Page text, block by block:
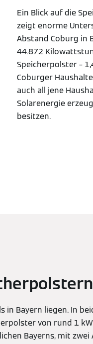
Ein Blick auf die
zeigt enorme
Abstand Coburg in
44.872
Speicherpolster –
Coburger
auch all jene
Solarenergie
besitzen.
Bayern liegen. In
von rund 1
Bayerns, mit zwei